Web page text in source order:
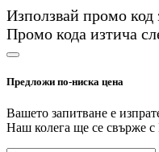
Използвай промо код
Промо кода изтича
Предложи по-ниска цена
Вашето запитване е
Наш колега ще се свърже